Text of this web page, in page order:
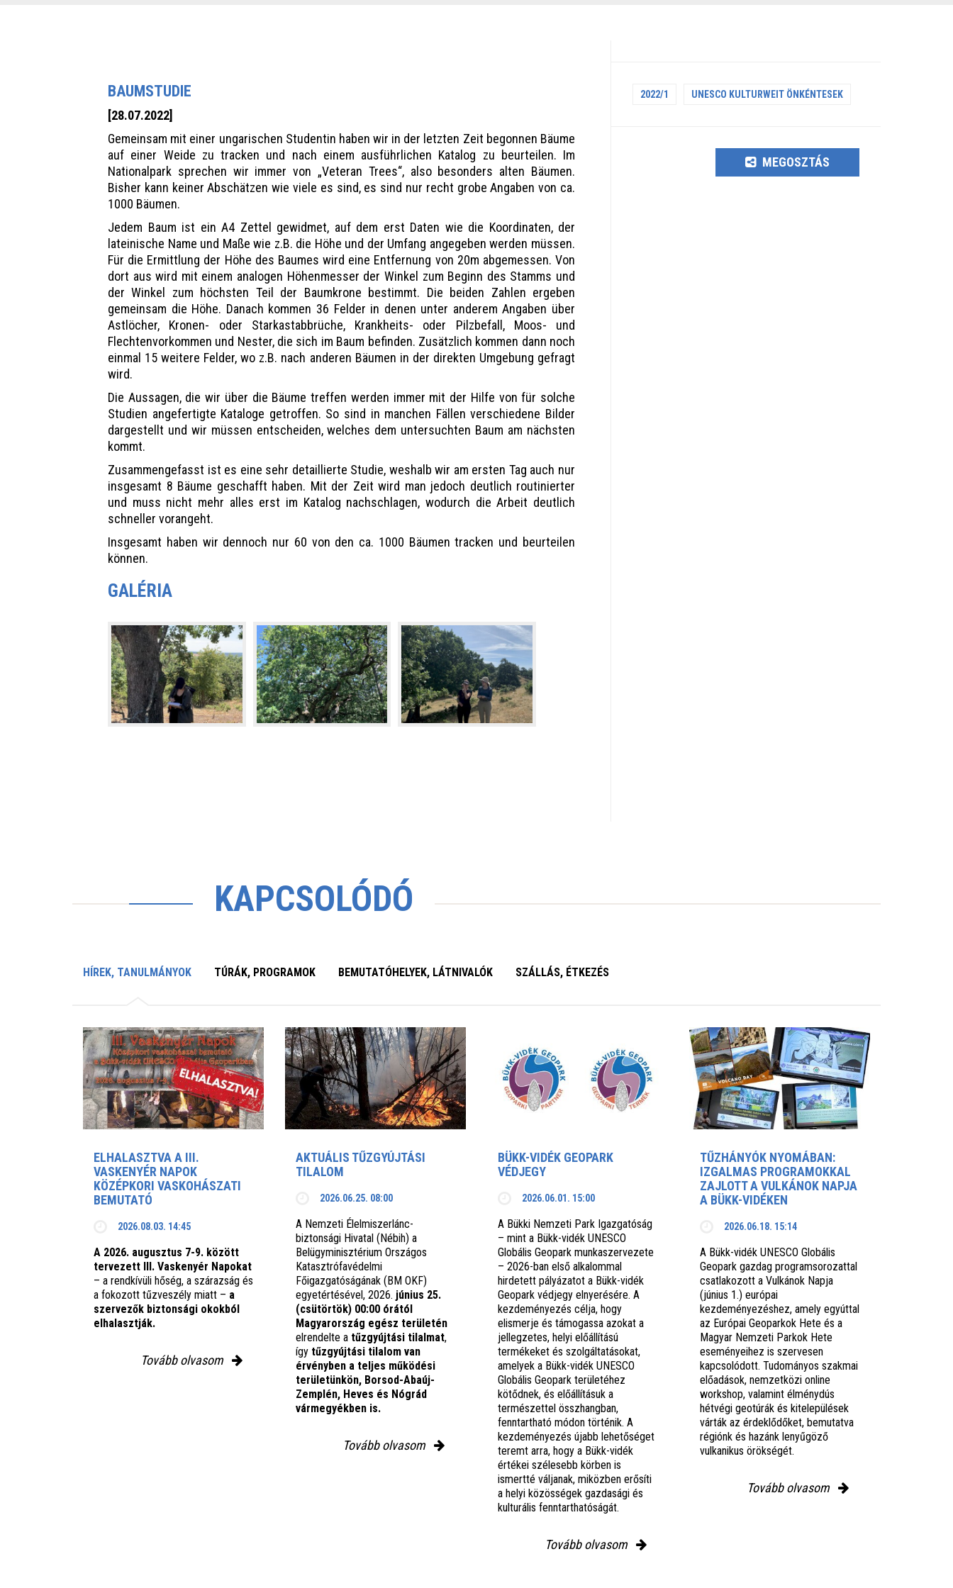
BAUMSTUDIE
[28.07.2022]
Gemeinsam mit einer ungarischen Studentin haben wir in der letzten Zeit begonnen Bäume
auf einer Weide zu tracken und nach einem ausführlichen Katalog zu beurteilen. Im
Nationalpark sprechen wir immer von „Veteran Trees“, also besonders alten Bäumen.
Bisher kann keiner Abschätzen wie viele es sind, es sind nur recht grobe Angaben von ca.
1000 Bäumen.
Jedem Baum ist ein A4 Zettel gewidmet, auf dem erst Daten wie die Koordinaten, der
lateinische Name und Maße wie z.B. die Höhe und der Umfang angegeben werden müssen.
Für die Ermittlung der Höhe des Baumes wird eine Entfernung von 20m abgemessen. Von
dort aus wird mit einem analogen Höhenmesser der Winkel zum Beginn des Stamms und
der Winkel zum höchsten Teil der Baumkrone bestimmt. Die beiden Zahlen ergeben
gemeinsam die Höhe. Danach kommen 36 Felder in denen unter anderem Angaben über
Astlöcher, Kronen- oder Starkastabbrüche, Krankheits- oder Pilzbefall, Moos- und
Flechtenvorkommen und Nester, die sich im Baum befinden. Zusätzlich kommen dann noch
einmal 15 weitere Felder, wo z.B. nach anderen Bäumen in der direkten Umgebung gefragt
wird.
Die Aussagen, die wir über die Bäume treffen werden immer mit der Hilfe von für solche
Studien angefertigte Kataloge getroffen. So sind in manchen Fällen verschiedene Bilder
dargestellt und wir müssen entscheiden, welches dem untersuchten Baum am nächsten
kommt.
Zusammengefasst ist es eine sehr detaillierte Studie, weshalb wir am ersten Tag auch nur
insgesamt 8 Bäume geschafft haben. Mit der Zeit wird man jedoch deutlich routinierter
und muss nicht mehr alles erst im Katalog nachschlagen, wodurch die Arbeit deutlich
schneller vorangeht.
Insgesamt haben wir dennoch nur 60 von den ca. 1000 Bäumen tracken und beurteilen
können.
GALÉRIA
2022/1 UNESCO KULTURWEIT ÖNKÉNTESEK
MEGOSZTÁS
KAPCSOLÓDÓ
HÍREK, TANULMÁNYOK TÚRÁK, PROGRAMOK BEMUTATÓHELYEK, LÁTNIVALÓK SZÁLLÁS, ÉTKEZÉS
ELHALASZTVA A III.
VASKENYÉR NAPOK
KÖZÉPKORI VASKOHÁSZATI
BEMUTATÓ
2026.08.03. 14:45
A 2026. augusztus 7-9. között
tervezett III. Vaskenyér Napokat
– a rendkívüli hőség, a szárazság és
a fokozott tűzveszély miatt – a
szervezők biztonsági okokból
elhalasztják.
Tovább olvasom
AKTUÁLIS TŰZGYÚJTÁSI
TILALOM
2026.06.25. 08:00
A Nemzeti Élelmiszerlánc-
biztonsági Hivatal (Nébih) a
Belügyminisztérium Országos
Katasztrófavédelmi
Főigazgatóságának (BM OKF)
egyetértésével, 2026. június 25.
(csütörtök) 00:00 órától
Magyarország egész területén
elrendelte a tűzgyújtási tilalmat,
így tűzgyújtási tilalom van
érvényben a teljes működési
területünkön, Borsod-Abaúj-
Zemplén, Heves és Nógrád
vármegyékben is.
Tovább olvasom
BÜKK-VIDÉK GEOPARK
VÉDJEGY
2026.06.01. 15:00
A Bükki Nemzeti Park Igazgatóság
– mint a Bükk-vidék UNESCO
Globális Geopark munkaszervezete
– 2026-ban első alkalommal
hirdetett pályázatot a Bükk-vidék
Geopark védjegy elnyerésére. A
kezdeményezés célja, hogy
elismerje és támogassa azokat a
jellegzetes, helyi előállítású
termékeket és szolgáltatásokat,
amelyek a Bükk-vidék UNESCO
Globális Geopark területéhez
kötődnek, és előállításuk a
természettel összhangban,
fenntartható módon történik. A
kezdeményezés újabb lehetőséget
teremt arra, hogy a Bükk-vidék
értékei szélesebb körben is
ismertté váljanak, miközben erősíti
a helyi közösségek gazdasági és
kulturális fenntarthatóságát.
Tovább olvasom
TŰZHÁNYÓK NYOMÁBAN:
IZGALMAS PROGRAMOKKAL
ZAJLOTT A VULKÁNOK NAPJA
A BÜKK-VIDÉKEN
2026.06.18. 15:14
A Bükk-vidék UNESCO Globális
Geopark gazdag programsorozattal
csatlakozott a Vulkánok Napja
(június 1.) európai
kezdeményezéshez, amely egyúttal
az Európai Geoparkok Hete és a
Magyar Nemzeti Parkok Hete
eseményeihez is szervesen
kapcsolódott. Tudományos szakmai
előadások, nemzetközi online
workshop, valamint élménydús
hétvégi geotúrák és kitelepülések
várták az érdeklődőket, bemutatva
régiónk és hazánk lenyűgöző
vulkanikus örökségét.
Tovább olvasom